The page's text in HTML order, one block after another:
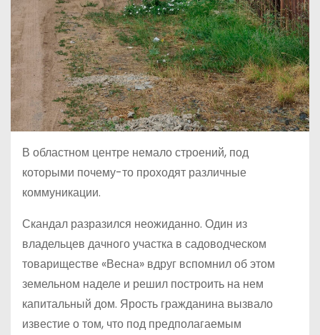
В областном центре немало строений, под
которыми почему-то проходят различные
коммуникации.
Скандал разразился неожиданно. Один из
владельцев дачного участка в садоводческом
товариществе «Весна» вдруг вспомнил об этом
земельном наделе и решил построить на нем
капитальный дом. Ярость гражданина вызвало
известие о том, что под предполагаемым